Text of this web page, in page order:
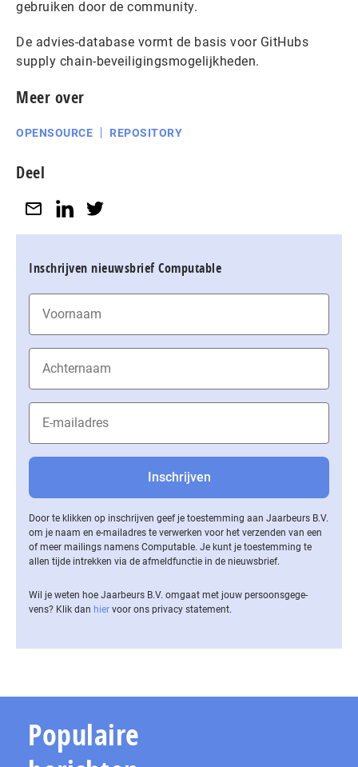
gebruiken door de community.
De advies-database vormt de basis voor GitHubs
supply chain-beveiligingsmogelijkheden.
Meer over
OPENSOURCE REPOSITORY
Deel
Inschrijven nieuwsbrief Computable
Door te klikken op inschrijven geef je toestemming aan Jaarbeurs B.V.
om je naam en e-mailadres te verwerken voor het verzenden van een
of meer mailings namens Computable. Je kunt je toestemming te
allen tijde intrekken via de af­meld­func­tie in de nieuwsbrief.
Wil je weten hoe Jaarbeurs B.V. omgaat met jouw per­soons­ge­ge­
vens? Klik dan hier voor ons privacy statement.
Populaire